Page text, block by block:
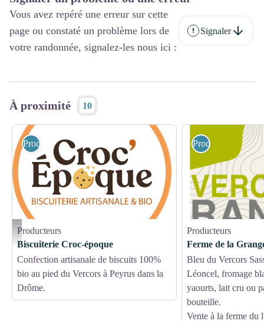
Vous avez repéré une erreur sur cette
page ou constaté un problème lors de
votre randonnée, signalez-les nous ici :
Signaler
À proximité 10
Biscuiterie Croc-époque_Peyrus
Producteurs
Producteurs
Biscuiterie Croc-époque
Confection artisanale de biscuits 100%
bio au pied du Vercors à Peyrus dans la
Drôme.
Producteurs
Producteurs
Ferme de la
Bleu du Vercors
Léoncel, fromage
yaourts, lait cru ou
bouteille.
Vente à la ferme du